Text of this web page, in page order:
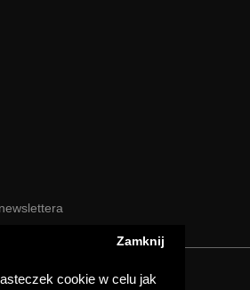
cookie w celu jak
Zamknij